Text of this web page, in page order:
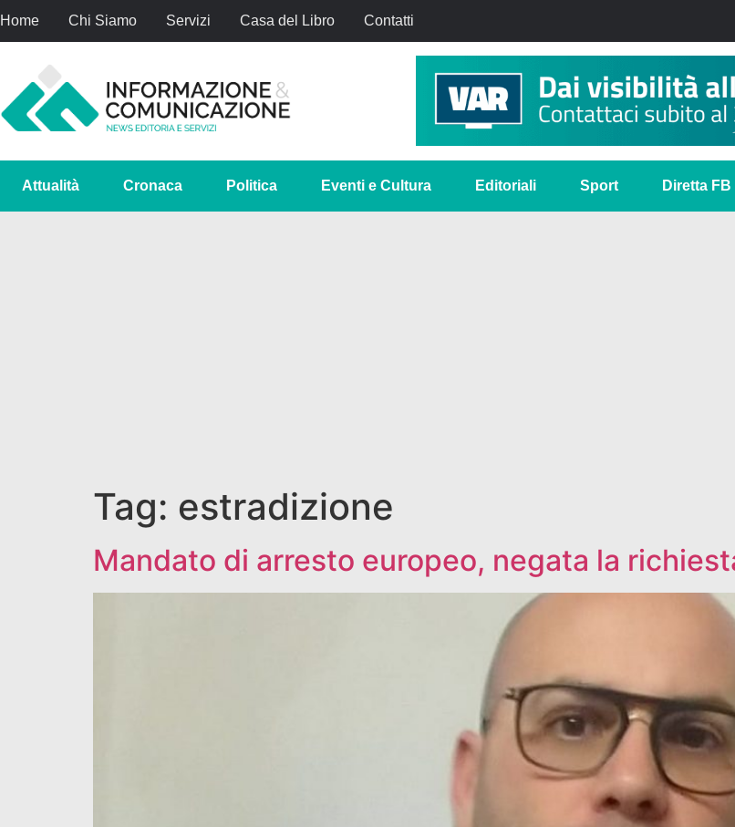
Home Chi Siamo Servizi Casa del Libro Contatti
Attualità Cronaca Politica Eventi e Cultura Editoriali Sport Diretta FB
Tag: estradizione
Mandato di arresto europeo, negata la